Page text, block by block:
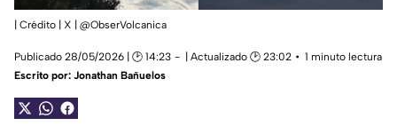
| Crédito | X | @ObserVolcanica
Publicado 28/05/2026 | 🕑 14:23 | Actualizado 🕑 23:02
1 minuto lectura
Escrito por: Jonathan Bañuelos